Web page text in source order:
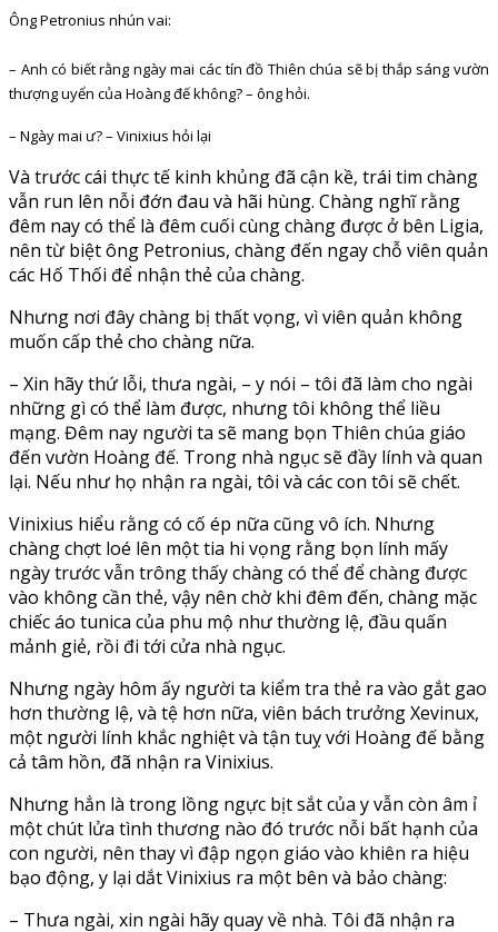
Ông Petronius nhún vai:
– Anh có biết rằng ngày mai các tín đồ Thiên chúa sẽ bị thắp sáng vườn
thượng uyển của Hoàng đế không? – ông hỏi.
– Ngày mai ư? – Vinixius hỏi lại
Và trước cái thực tế kinh khủng đã cận kề, trái tim chàng
vẫn run lên nỗi đớn đau và hãi hùng. Chàng nghĩ rằng
đêm nay có thể là đêm cuối cùng chàng được ở bên Ligia,
nên từ biệt ông Petronius, chàng đến ngay chỗ viên quản
các Hố Thối để nhận thẻ của chàng.
Nhưng nơi đây chàng bị thất vọng, vì viên quản không
muốn cấp thẻ cho chàng nữa.
– Xin hãy thứ lỗi, thưa ngài, – y nói – tôi đã làm cho ngài
những gì có thể làm được, nhưng tôi không thể liều
mạng. Đêm nay người ta sẽ mang bọn Thiên chúa giáo
đến vườn Hoàng đế. Trong nhà ngục sẽ đầy lính và quan
lại. Nếu như họ nhận ra ngài, tôi và các con tôi sẽ chết.
Vinixius hiểu rằng có cố ép nữa cũng vô ích. Nhưng
chàng chợt loé lên một tia hi vọng rằng bọn lính mấy
ngày trước vẫn trông thấy chàng có thể để chàng được
vào không cần thẻ, vậy nên chờ khi đêm đến, chàng mặc
chiếc áo tunica của phu mộ như thường lệ, đầu quấn
mảnh giẻ, rồi đi tới cửa nhà ngục.
Nhưng ngày hôm ấy người ta kiểm tra thẻ ra vào gắt gao
hơn thường lệ, và tệ hơn nữa, viên bách trưởng Xevinux,
một người lính khắc nghiệt và tận tuỵ với Hoàng đế bằng
cả tâm hồn, đã nhận ra Vinixius.
Nhưng hẳn là trong lồng ngực bịt sắt của y vẫn còn âm ỉ
một chút lửa tình thương nào đó trước nỗi bất hạnh của
con người, nên thay vì đập ngọn giáo vào khiên ra hiệu
bạo động, y lại dắt Vinixius ra một bên và bảo chàng:
– Thưa ngài, xin ngài hãy quay về nhà. Tôi đã nhận ra